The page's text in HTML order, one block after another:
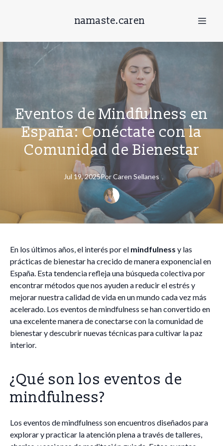
namaste.caren
Eventos de Mindfulness en
España: Conéctate con la
Comunidad de Bienestar
Jul 19, 2025PorCaren Sellanes
En los últimos años, el interés por el mindfulness y las
prácticas de bienestar ha crecido de manera exponencial en
España. Esta tendencia refleja una búsqueda colectiva por
encontrar métodos que nos ayuden a reducir el estrés y
mejorar nuestra calidad de vida en un mundo cada vez más
acelerado. Los eventos de mindfulness se han convertido en
una excelente manera de conectarse con la comunidad de
bienestar y descubrir nuevas técnicas para cultivar la paz
interior.
¿Qué son los eventos de
mindfulness?
Los eventos de mindfulness son encuentros diseñados para
explorar y practicar la atención plena a través de talleres,